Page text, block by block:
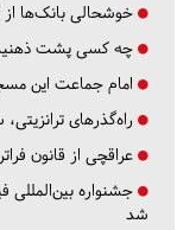
خوشحالی بانک‌ها از
چه کسی پشت ذهنیت
امام جماعت این مسجد در ۳ سال، نمازگزاران
راه‌گذرهای
عراقچی از قانون
جشنواره بین‌المللی
شد